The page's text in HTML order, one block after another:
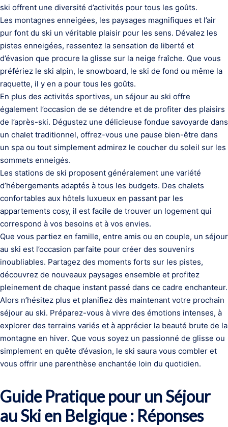
ski offrent une diversité d’activités pour tous les goûts.
Les montagnes enneigées, les paysages magnifiques et l’air
pur font du ski un véritable plaisir pour les sens. Dévalez les
pistes enneigées, ressentez la sensation de liberté et
d’évasion que procure la glisse sur la neige fraîche. Que vous
préfériez le ski alpin, le snowboard, le ski de fond ou même la
raquette, il y en a pour tous les goûts.
En plus des activités sportives, un séjour au ski offre
également l’occasion de se détendre et de profiter des plaisirs
de l’après-ski. Dégustez une délicieuse fondue savoyarde dans
un chalet traditionnel, offrez-vous une pause bien-être dans
un spa ou tout simplement admirez le coucher du soleil sur les
sommets enneigés.
Les stations de ski proposent généralement une variété
d’hébergements adaptés à tous les budgets. Des chalets
confortables aux hôtels luxueux en passant par les
appartements cosy, il est facile de trouver un logement qui
correspond à vos besoins et à vos envies.
Que vous partiez en famille, entre amis ou en couple, un séjour
au ski est l’occasion parfaite pour créer des souvenirs
inoubliables. Partagez des moments forts sur les pistes,
découvrez de nouveaux paysages ensemble et profitez
pleinement de chaque instant passé dans ce cadre enchanteur.
Alors n’hésitez plus et planifiez dès maintenant votre prochain
séjour au ski. Préparez-vous à vivre des émotions intenses, à
explorer des terrains variés et à apprécier la beauté brute de la
montagne en hiver. Que vous soyez un passionné de glisse ou
simplement en quête d’évasion, le ski saura vous combler et
vous offrir une parenthèse enchantée loin du quotidien.
Guide Pratique pour un Séjour
au Ski en Belgique : Réponses